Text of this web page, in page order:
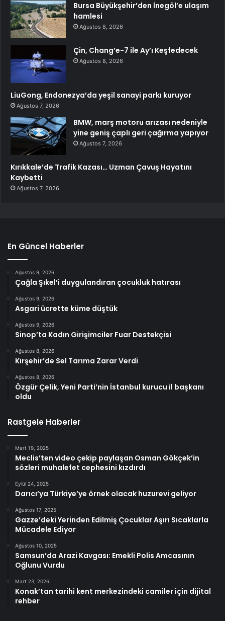
Bursa Büyükşehir’den İnegöl’e ulaşım
hamlesi
Ağustos 8, 2026
Çin, Chang’e-7 ile Ay’ı Keşfedecek
Ağustos 8, 2026
LiuGong, Endonezya’da yeşil sanayi parkı kuruyor
Ağustos 7, 2026
BMW, marş motoru arızası nedeniyle
yine geniş çaplı geri çağırma yapıyor
Ağustos 7, 2026
Kırıkkale’de Trafik Kazası… Uzman Çavuş Hayatını
Kaybetti
Ağustos 7, 2026
En Güncel Haberler
Ağustos 9, 2026
Çağla Şıkel’i duygulandıran çocukluk hatırası
Ağustos 9, 2026
Asgari ücrette küme düştük
Ağustos 9, 2026
Sinop’ta Kadın Girişimciler Fuar Destekçisi
Ağustos 8, 2026
Kırşehir’de Sel Tarıma Zarar Verdi
Ağustos 8, 2026
Özgür Çelik, Yeni Parti’nin İstanbul kurucu il başkanı
oldu
Rastgele Haberler
Mart 19, 2025
Meclis’ten video çekip paylaşan Osman Gökçek’in
sözleri muhalefet cephesini kızdırdı
Eylül 24, 2025
Darıcı’ya Türkiye’ye örnek olacak huzurevi geliyor
Ağustos 17, 2025
Gazze’deki Yerinden Edilmiş Çocuklar Aşırı Sıcaklarla
Mücadele Ediyor
Ağustos 10, 2025
Samsun’da Arazi Kavgası: Emekli Polis Amcasının
Oğlunu Vurdu
Mart 23, 2026
Konak’tan tarihi kent merkezindeki camiler için dijital
rehber